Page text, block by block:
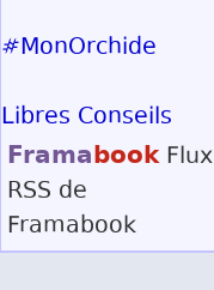
#MonOrchide
Libres Conseils
Framabook Flux
RSS de
Framabook